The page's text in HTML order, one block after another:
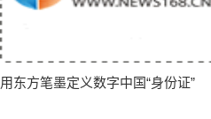
用东方笔墨定义数字中国“身份证”